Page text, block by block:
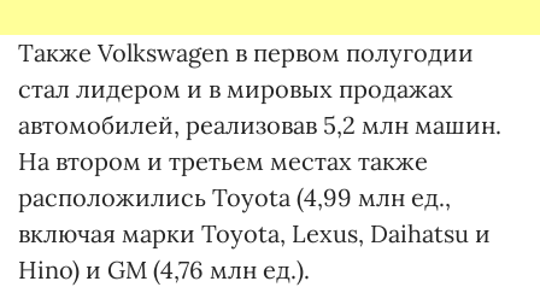
Также Volkswagen в первом полугодии
стал лидером и в мировых продажах
автомобилей, реализовав 5,2 млн машин.
На втором и третьем местах также
расположились Toyota (4,99 млн ед.,
включая марки Toyota, Lexus, Daihatsu и
Hino) и GM (4,76 млн ед.).